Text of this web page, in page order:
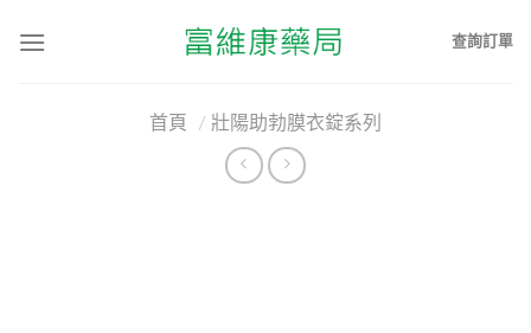
查詢訂單
首頁 / 壯陽助勃膜衣錠系列